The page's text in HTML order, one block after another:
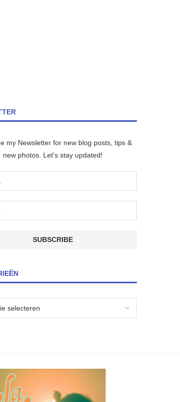
my Newsletter for new blog posts, tips &
new photos. Let's stay updated!